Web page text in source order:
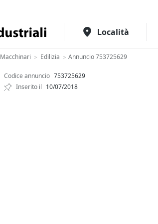
Località
Macchinari > Edilizia > Annuncio 753725629
Codice annuncio 753725629
Inserito il 10/07/2018